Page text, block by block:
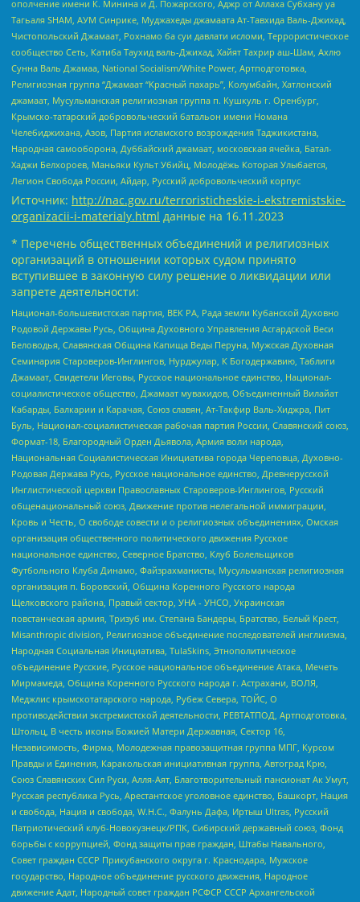
ополчение имени К. Минина и Д. Пожарского, Аджр от Аллаха Субхану уа
Тагьаля SHAM, АУМ Синрике, Муджахеды джамаата Ат-Тавхида Валь-Джихад,
Чистопольский Джамаат, Рохнамо ба суи давлати исломи, Террористическое
сообщество Сеть, Катиба Таухид валь-Джихад, Хайят Тахрир аш-Шам, Ахлю
Сунна Валь Джамаа, National Socialism/White Power, Артподготовка,
Религиозная группа “Джамаат “Красный пахарь”, Колумбайн, Хатлонский
джамаат, Мусульманская религиозная группа п. Кушкуль г. Оренбург,
Крымско-татарский добровольческий батальон имени Номана
Челебиджихана, Азов, Партия исламского возрождения Таджикистана,
Народная самооборона, Дуббайский джамаат, московская ячейка, Батал-
Хаджи Белхороев, Маньяки Культ Убийц, Молодёжь Которая Улыбается,
Легион Свобода России, Айдар, Русский добровольческий корпус
Источник: http://nac.gov.ru/terroristicheskie-i-ekstremistskie-
organizacii-i-materialy.html данные на 16.11.2023
* Перечень общественных объединений и религиозных
организаций в отношении которых судом принято
вступившее в законную силу решение о ликвидации или
запрете деятельности:
Национал-большевистская партия, ВЕК РА, Рада земли Кубанской Духовно
Родовой Державы Русь, Община Духовного Управления Асгардской Веси
Беловодья, Славянская Община Капища Веды Перуна, Мужская Духовная
Семинария Староверов-Инглингов, Нурджулар, К Богодержавию, Таблиги
Джамаат, Свидетели Иеговы, Русское национальное единство, Национал-
социалистическое общество, Джамаат мувахидов, Объединенный Вилайат
Кабарды, Балкарии и Карачая, Союз славян, Ат-Такфир Валь-Хиджра, Пит
Буль, Национал-социалистическая рабочая партия России, Славянский союз,
Формат-18, Благородный Орден Дьявола, Армия воли народа,
Национальная Социалистическая Инициатива города Череповца, Духовно-
Родовая Держава Русь, Русское национальное единство, Древнерусской
Инглистической церкви Православных Староверов-Инглингов, Русский
общенациональный союз, Движение против нелегальной иммиграции,
Кровь и Честь, О свободе совести и о религиозных объединениях, Омская
организация общественного политического движения Русское
национальное единство, Северное Братство, Клуб Болельщиков
Футбольного Клуба Динамо, Файзрахманисты, Мусульманская религиозная
организация п. Боровский, Община Коренного Русского народа
Щелковского района, Правый сектор, УНА - УНСО, Украинская
повстанческая армия, Тризуб им. Степана Бандеры, Братство, Белый Крест,
Misanthropic division, Религиозное объединение последователей инглиизма,
Народная Социальная Инициатива, TulaSkins, Этнополитическое
объединение Русские, Русское национальное объединение Атака, Мечеть
Мирмамеда, Община Коренного Русского народа г. Астрахани, ВОЛЯ,
Меджлис крымскотатарского народа, Рубеж Севера, ТОЙС, О
противодействии экстремистской деятельности, РЕВТАТПОД, Артподготовка,
Штольц, В честь иконы Божией Матери Державная, Сектор 16,
Независимость, Фирма, Молодежная правозащитная группа МПГ, Курсом
Правды и Единения, Каракольская инициативная группа, Автоград Крю,
Союз Славянских Сил Руси, Алля-Аят, Благотворительный пансионат Ак Умут,
Русская республика Русь, Арестантское уголовное единство, Башкорт, Нация
и свобода, Нация и свобода, W.H.С., Фалунь Дафа, Иртыш Ultras, Русский
Патриотический клуб-Новокузнецк/РПК, Сибирский державный союз, Фонд
борьбы с коррупцией, Фонд защиты прав граждан, Штабы Навального,
Совет граждан СССР Прикубанского округа г. Краснодара, Мужское
государство, Народное объединение русского движения, Народное
движение Адат, Народный совет граждан РСФСР СССР Архангельской